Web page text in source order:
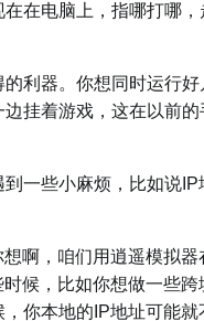
在电脑上，指哪打哪
利器。你想同时运行好
挂着游戏，这在以前
一些小麻烦，比如说IP
啊，咱们用逍遥模拟
候，比如你想做一些
你本地的IP地址可能